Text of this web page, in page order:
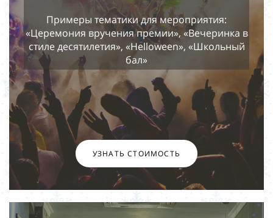
Примеры тематики для мероприятия:
«Церемония вручения премии», «Вечеринка в
стиле десятилетия», «Helloween», «Школьный
бал»
УЗНАТЬ СТОИМОСТЬ